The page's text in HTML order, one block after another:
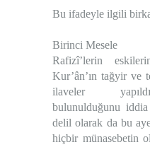
Bu ifadeyle ilgili
Birinci Mesele
Rafizî’lerin
Kur’ân’ın tağyir ve
ilaveler
bulunulduğunu
delil olarak da bu
hiçbir münasebetin